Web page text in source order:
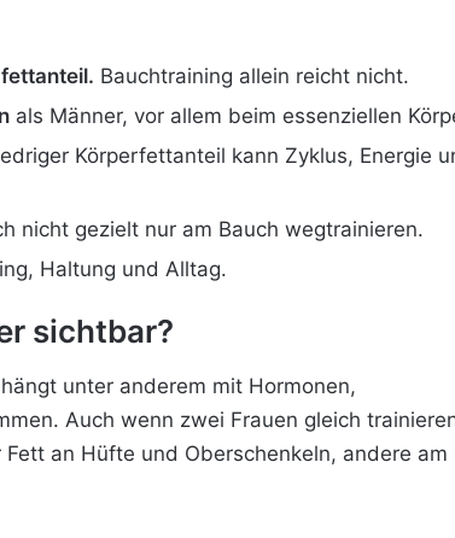
Bauchtraining allein reicht nicht.
als Männer, vor allem beim essenziellen
Körperfettanteil kann Zyklus, Energie
nicht gezielt nur am Bauch wegtrainieren.
Haltung und Alltag.
sichtbar?
unter anderem mit Hormonen,
Auch wenn zwei Frauen gleich
an Hüfte und Oberschenkeln, andere am